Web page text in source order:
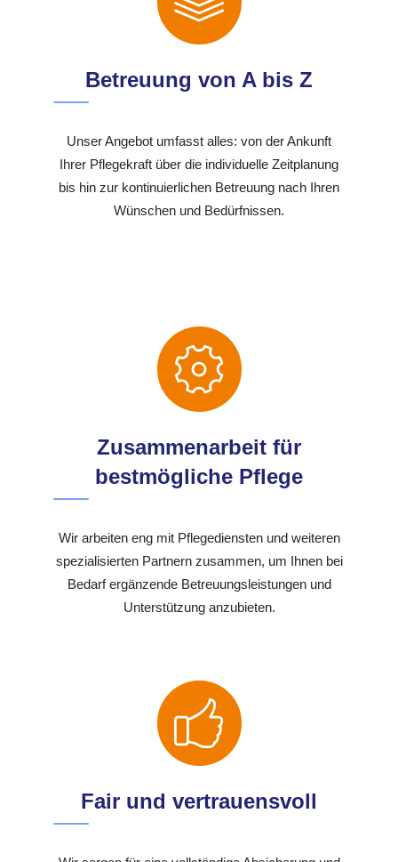
Betreuung von A bis Z
Unser Angebot umfasst alles: von der Ankunft
Ihrer Pflegekraft über die individuelle Zeitplanung
bis hin zur kontinuierlichen Betreuung nach Ihren
Wünschen und Bedürfnissen.
Zusammenarbeit für
bestmögliche Pflege
Wir arbeiten eng mit Pflegediensten und weiteren
spezialisierten Partnern zusammen, um Ihnen bei
Bedarf ergänzende Betreuungsleistungen und
Unterstützung anzubieten.
Fair und vertrauensvoll